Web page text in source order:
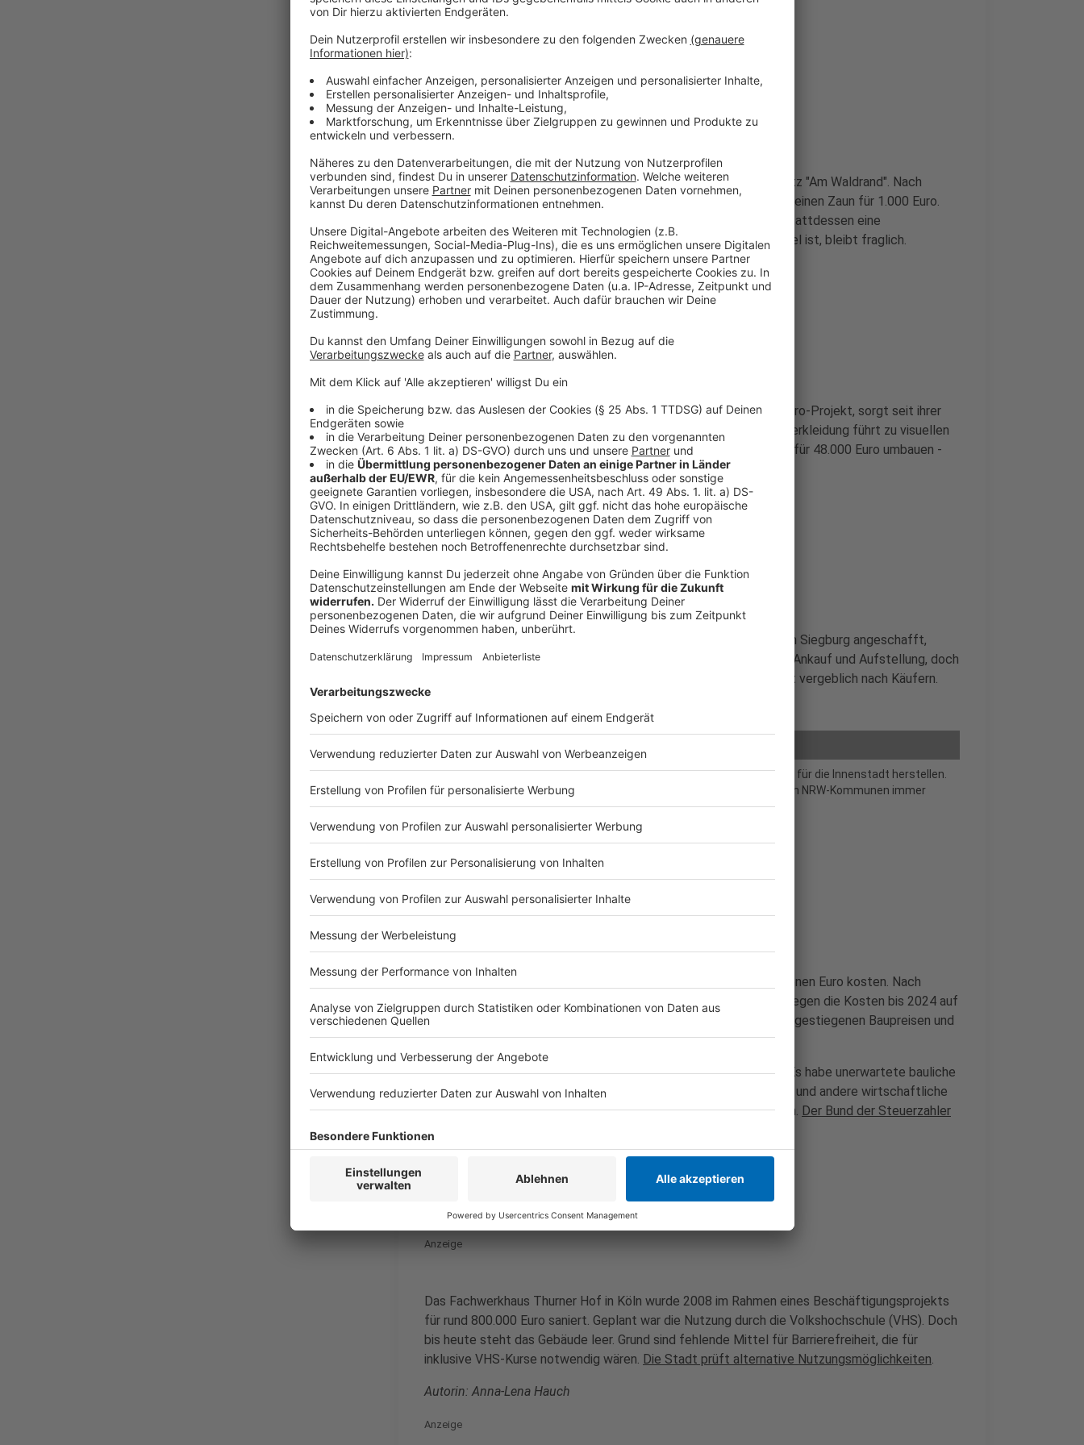
Anzeige
Sicherheitsbedenken an Bonner Spielplatz
Anzeige
Ein Garagenhof diente jahrzehntelang als Abkürzung zum Spielplatz "Am Waldrand". Nach
Sicherheitsbedenken eines Anwohners errichtete die Stadt 2023 einen Zaun für 1.000 Euro.
Die Anwohner fordern dessen Entfernung, doch die Stadt plant stattdessen eine
„Knüppelstufenanlage“ für 5.000 Euro. Ob diese Lösung praktikabel ist, bleibt fraglich.
Anzeige
Renovierungsarbeiten in Bochumer Sporthalle
Anzeige
Die neue Sporthalle in Bochum-Wattenscheid, ein 20-Millionen-Euro-Projekt, sorgt seit ihrer
Eröffnung 2024 für Beschwerden. Die schwarz-weiße Prallwandverkleidung führt zu visuellen
Irritationen, die Sportler beeinträchtigen. Die Stadt ließ die Wand für 48.000 Euro umbauen -
eine Kostenerstattung ist ungewiss.
Anzeige
Anzeige
Zwei Eisenbahnwaggons, ursprünglich für ein Jugendhilfeprojekt in Siegburg angeschafft,
stehen seit 2022 ungenutzt. Die Stadt investierte 15.000 Euro in Ankauf und Aufstellung, doch
das Projekt wurde kurzfristig gestoppt. Bis heute sucht die Stadt vergeblich nach Käufern.
Anzeige
Für 400.000 Euro ließ die Stadt Wuppertal goldene, unbequeme Bänke für die Innenstadt herstellen.
Eine solche Steuerverschwendung findet der Bund der Steuerzahler in NRW-Kommunen immer
wieder
Anzeige
Monheim am Rhein - Teure Halle
Die "Kulturraffinerie K714" in Monheim sollte ursprünglich 28 Millionen Euro kosten. Nach
mehrfachen Erweiterungen und einem neuen Verkehrskonzept stiegen die Kosten bis 2024 auf
156,5 Millionen Euro. Der Stadtrat begründet die Mehrkosten mit gestiegenen Baupreisen und
politischen Einflüssen.
Mittlerweile liegt das Projekt demnach bei 156,5 Millionen Euro. Es habe unerwartete bauliche
Schäden am Gebäude gegeben, wodurch man mehr Zeit benötige und andere wirtschaftliche
Faktoren, die den Preis immer weiter in die Höhe getrieben hätten. Der Bund der Steuerzahler
bezeichnet dieses Projekt passenderweise als Fass ohne Boden
Verwaistes Herrenhaus in Köln
Anzeige
Das Fachwerkhaus Thurner Hof in Köln wurde 2008 im Rahmen eines Beschäftigungsprojekts
für rund 800.000 Euro saniert. Geplant war die Nutzung durch die Volkshochschule (VHS). Doch
bis heute steht das Gebäude leer. Grund sind fehlende Mittel für Barrierefreiheit, die für
inklusive VHS-Kurse notwendig wären. Die Stadt prüft alternative Nutzungsmöglichkeiten.
Autorin: Anna-Lena Hauch
Anzeige